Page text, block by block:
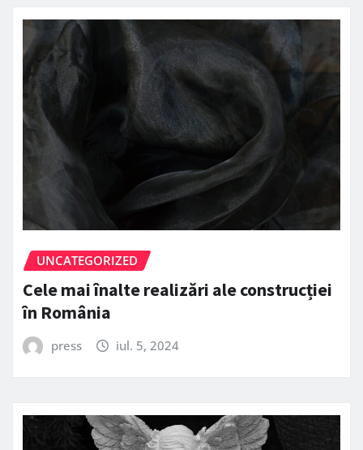
UNCATEGORIZED
Cele mai înalte realizări ale construcției
în România
press iul. 5, 2024